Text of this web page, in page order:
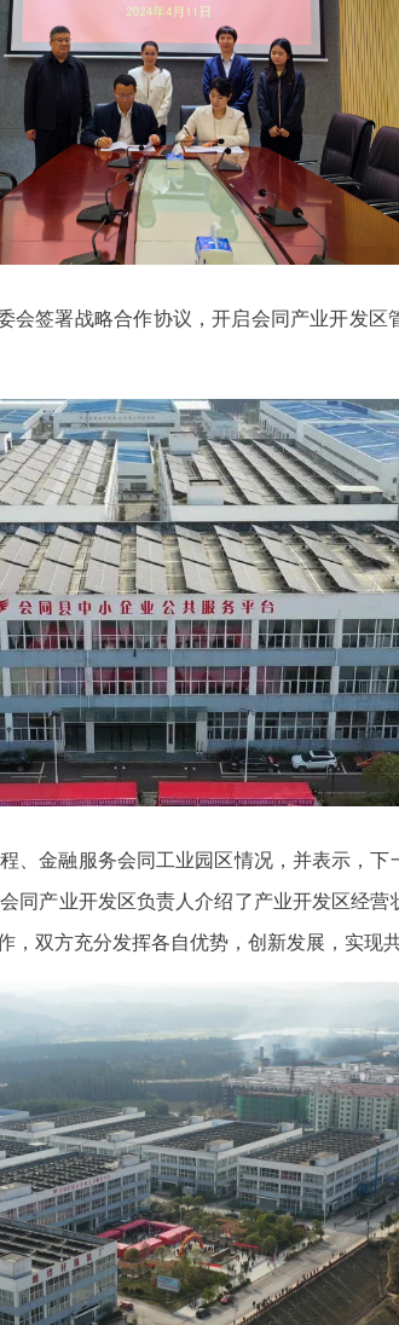
签署战略合作协议，开启会同产业开发
、金融服务会同工业园区情况，并表示，
同产业开发区负责人介绍了产业开发区经
双方充分发挥各自优势，创新发展，实现